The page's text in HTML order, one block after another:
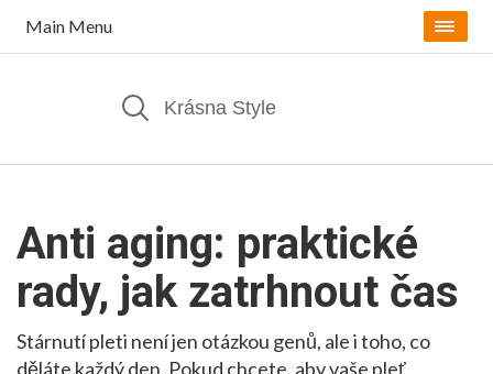
Main Menu
Anti aging: praktické
rady, jak zatrhnout čas
Stárnutí pleti není jen otázkou genů, ale i toho, co
děláte každý den. Pokud chcete, aby vaše pleť